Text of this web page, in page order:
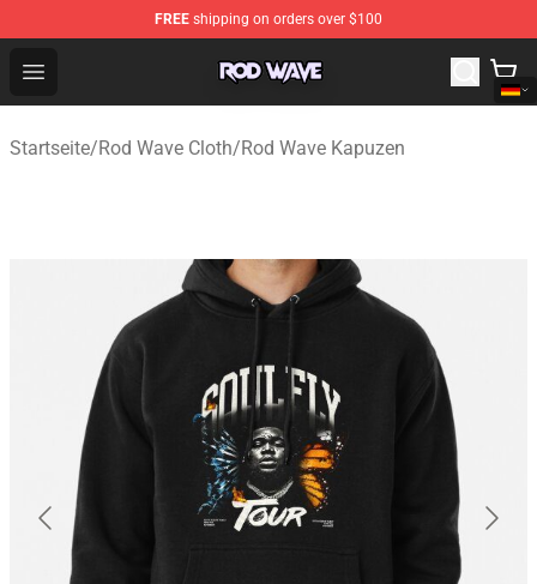
FREE shipping on orders over $100
Open menu
Rod Wave Shop - Official Rod Wave Merchandise Store
Startseite/Rod Wave Cloth/Rod Wave Kapuzen